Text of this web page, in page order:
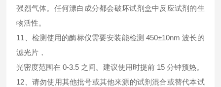
强烈气体。任何漂白成分都会破坏试剂盒中反应试剂的生
物活性。
11、检测使用的酶标仪需要安装能检测 450±10nm 波长的
滤光片，
光密度范围在 0-3.5 之间。建议使用时提前 15 分钟预热。
12、请勿使用其他批号或其他来源的试剂混合或替代本试